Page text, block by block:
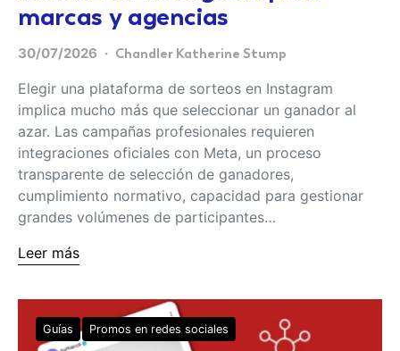
marcas y agencias
30/07/2026 Chandler Katherine Stump
Elegir una plataforma de sorteos en Instagram
implica mucho más que seleccionar un ganador al
azar. Las campañas profesionales requieren
integraciones oficiales con Meta, un proceso
transparente de selección de ganadores,
cumplimiento normativo, capacidad para gestionar
grandes volúmenes de participantes…
Leer más
Guías Promos en redes sociales